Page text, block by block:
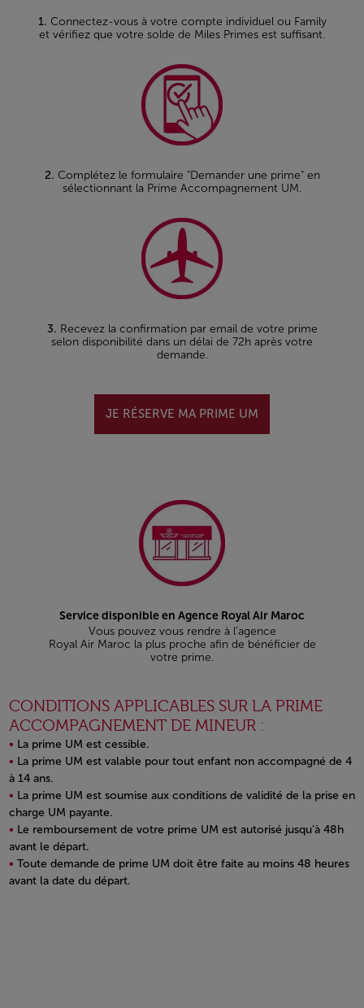
1. Connectez-vous à votre compte individuel ou Family
et vérifiez que votre solde de Miles Primes est suffisant.
2. Complétez le formulaire "Demander une prime" en
sélectionnant la Prime Accompagnement UM.
3. Recevez la confirmation par email de votre prime
selon disponibilité dans un délai de 72h après votre
demande.
JE RÉSERVE MA PRIME UM
Service disponible en Agence Royal Air Maroc
Vous pouvez vous rendre à l’agence
Royal Air Maroc la plus proche afin de bénéficier de
votre prime.
CONDITIONS APPLICABLES SUR LA PRIME
ACCOMPAGNEMENT DE MINEUR :
La prime UM est cessible.
La prime UM est valable pour tout enfant non accompagné de 4
à 14 ans.
La prime UM est soumise aux conditions de validité de la prise en
charge UM payante.
Le remboursement de votre prime UM est autorisé jusqu’à 48h
avant le départ.
Toute demande de prime UM doit être faite au moins 48 heures
avant la date du départ.